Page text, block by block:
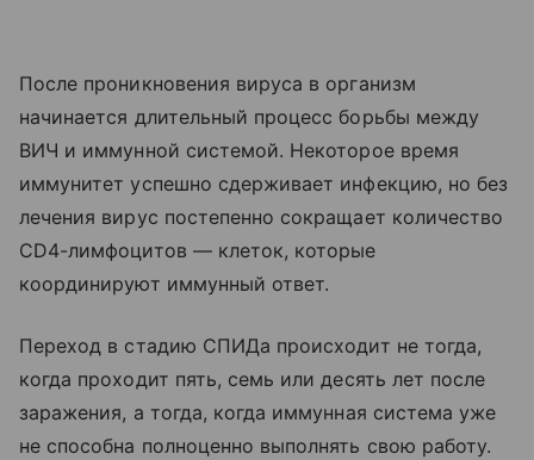
После проникновения вируса в организм
начинается длительный процесс борьбы между
ВИЧ и иммунной системой. Некоторое время
иммунитет успешно сдерживает инфекцию, но без
лечения вирус постепенно сокращает количество
CD4-лимфоцитов — клеток, которые
координируют иммунный ответ.
Переход в стадию СПИДа происходит не тогда,
когда проходит пять, семь или десять лет после
заражения, а тогда, когда иммунная система уже
не способна полноценно выполнять свою работу.